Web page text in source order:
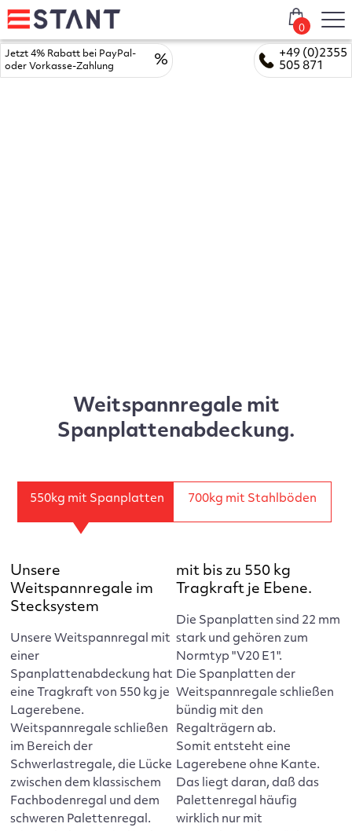
+49 (0)2355
505 871
Jetzt 4% Rabatt bei PayPal-
oder Vorkasse-Zahlung
%
0
Weitspannregal mit Stahlsegmentböden mit Lagergütern
Weitspannregale mit
Spanplattenabdeckung.
550kg mit Spanplatten 700kg mit Stahlböden
Unsere
Weitspannregale im
Stecksystem
Unsere Weitspannregal mit
einer
Spanplattenabdeckung hat
eine Tragkraft von 550 kg je
Lagerebene.
Weitspannregale schließen
im Bereich der
Schwerlastregale, die Lücke
zwischen dem klassischem
Fachbodenregal und dem
schweren Palettenregal.
mit bis zu 550 kg
Tragkraft je Ebene.
Die Spanplatten sind 22 mm
stark und gehören zum
Normtyp "V20 E1".
Die Spanplatten der
Weitspannregale schließen
bündig mit den
Regalträgern ab.
Somit entsteht eine
Lagerebene ohne Kante.
Das liegt daran, daß das
Palettenregal häufig
wirklich nur mit